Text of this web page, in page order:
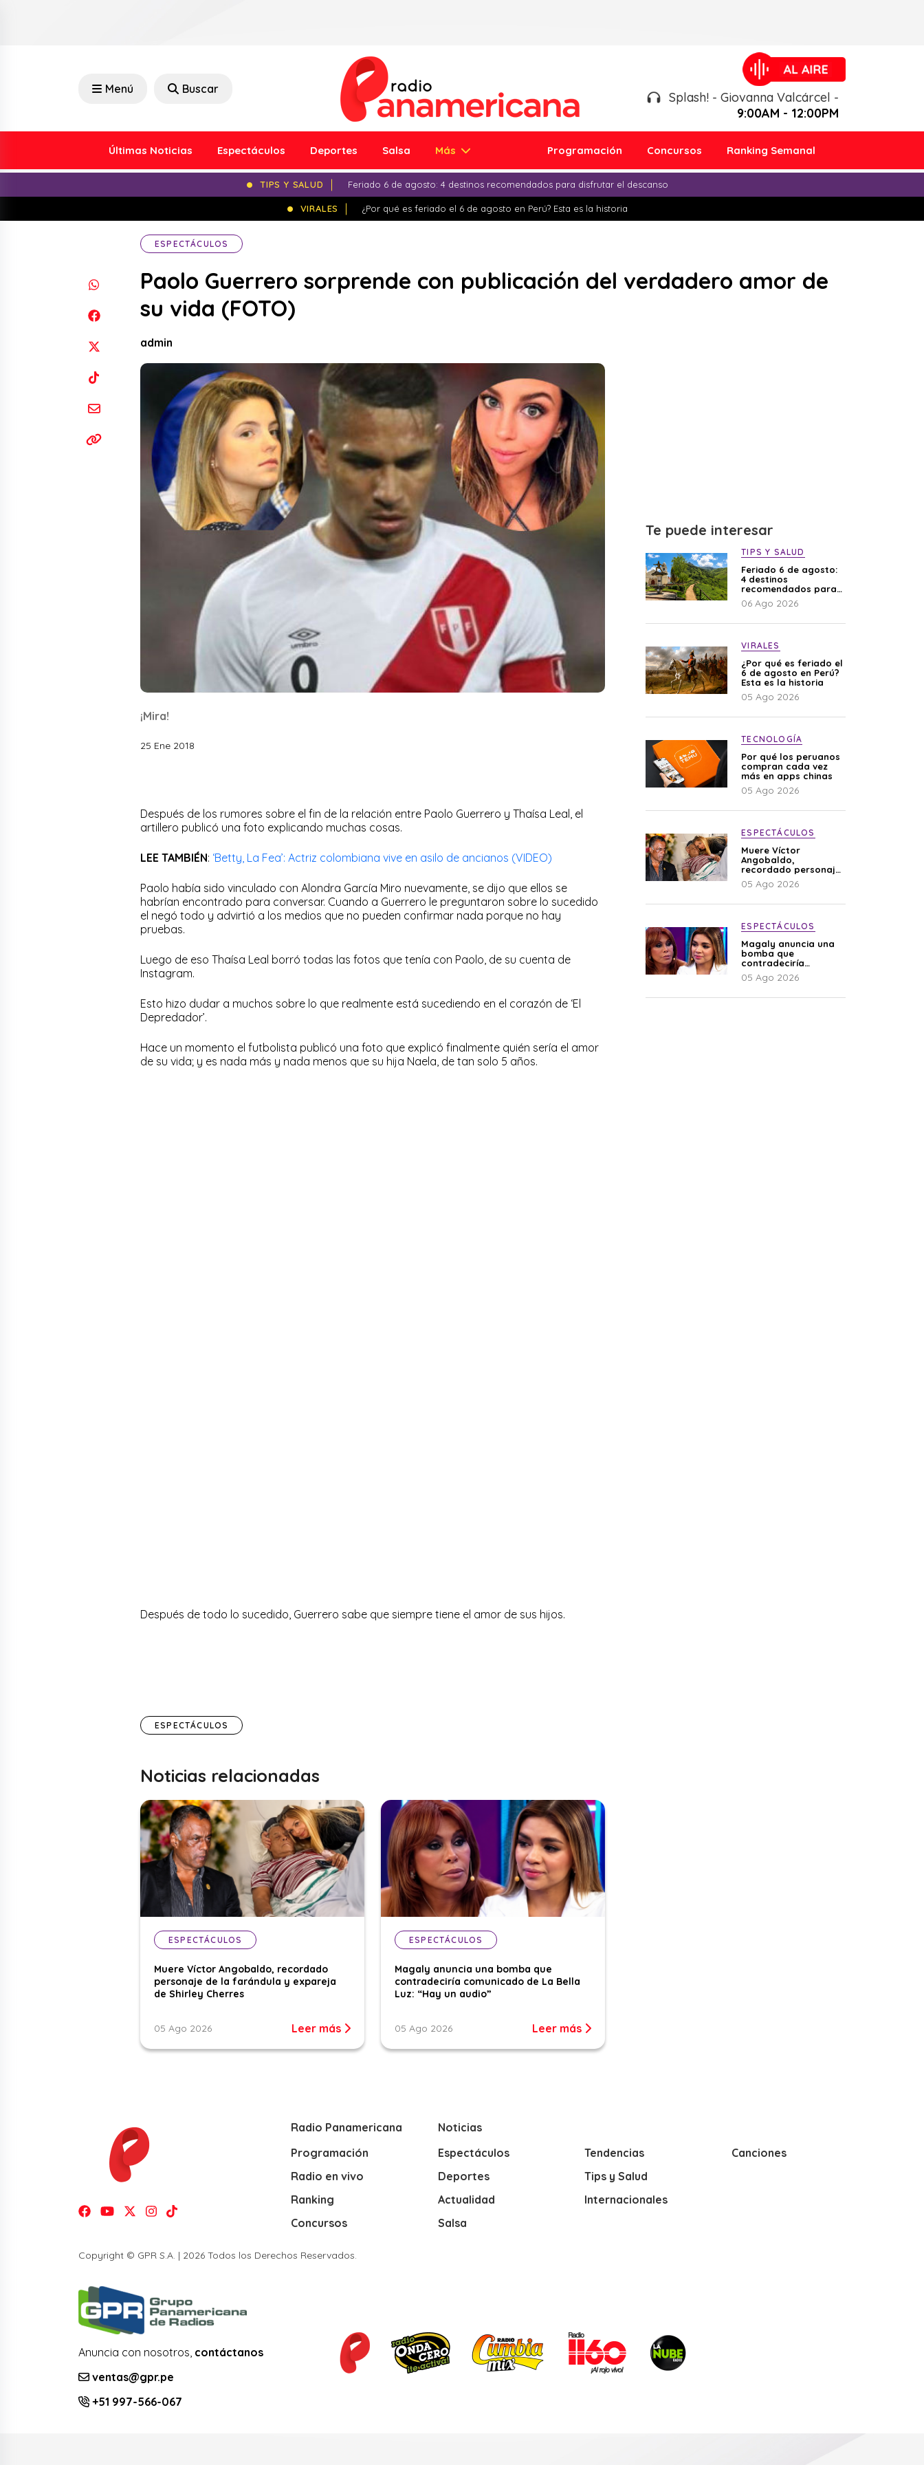
Menú Buscar
Splash! - Giovanna Valcárcel -
9:00AM - 12:00PM
Últimas Noticias Espectáculos Deportes Salsa Más Programación Concursos Ranking Semanal
TIPS Y SALUD Feriado 6 de agosto: 4 destinos recomendados para disfrutar el descanso
VIRALES ¿Por qué es feriado el 6 de agosto en Perú? Esta es la historia
ESPECTÁCULOS
Paolo Guerrero sorprende con publicación del verdadero amor de
su vida (FOTO)
admin
¡Mira!
25 Ene 2018
Después de los rumores sobre el fin de la relación entre Paolo Guerrero y Thaísa Leal, el
artillero publicó una foto explicando muchas cosas.
LEE TAMBIÉN: ‘Betty, La Fea’: Actriz colombiana vive en asilo de ancianos (VIDEO)
Paolo había sido vinculado con Alondra García Miro nuevamente, se dijo que ellos se
habrían encontrado para conversar. Cuando a Guerrero le preguntaron sobre lo sucedido
el negó todo y advirtió a los medios que no pueden confirmar nada porque no hay
pruebas.
Luego de eso Thaísa Leal borró todas las fotos que tenía con Paolo, de su cuenta de
Instagram.
Esto hizo dudar a muchos sobre lo que realmente está sucediendo en el corazón de ‘El
Depredador’.
Hace un momento el futbolista publicó una foto que explicó finalmente quién sería el amor
de su vida; y es nada más y nada menos que su hija Naela, de tan solo 5 años.
Después de todo lo sucedido, Guerrero sabe que siempre tiene el amor de sus hijos.
ESPECTÁCULOS
Noticias relacionadas
ESPECTÁCULOS
Muere Víctor Angobaldo, recordado
personaje de la farándula y expareja
de Shirley Cherres
05 Ago 2026 Leer más
ESPECTÁCULOS
Magaly anuncia una bomba que
contradeciría comunicado de La Bella
Luz: “Hay un audio”
05 Ago 2026 Leer más
Te puede interesar
TIPS Y SALUD
Feriado 6 de agosto:
4 destinos
recomendados para
disfrutar el descanso
06 Ago 2026
VIRALES
¿Por qué es feriado el
6 de agosto en Perú?
Esta es la historia
05 Ago 2026
TECNOLOGÍA
Por qué los peruanos
compran cada vez
más en apps chinas
05 Ago 2026
ESPECTÁCULOS
Muere Víctor
Angobaldo,
recordado personaje
de la farándula y
expareja de Shirley
05 Ago 2026
ESPECTÁCULOS
Magaly anuncia una
bomba que
contradeciría
comunicado de La
Bella Luz: “Hay un
05 Ago 2026
Radio Panamericana
Programación
Radio en vivo
Ranking
Concursos
Noticias
Espectáculos
Deportes
Actualidad
Salsa
Tendencias
Tips y Salud
Internacionales
Canciones
Copyright © GPR S.A. | 2026 Todos los Derechos Reservados.
Anuncia con nosotros, contáctanos
ventas@gpr.pe
+51 997-566-067